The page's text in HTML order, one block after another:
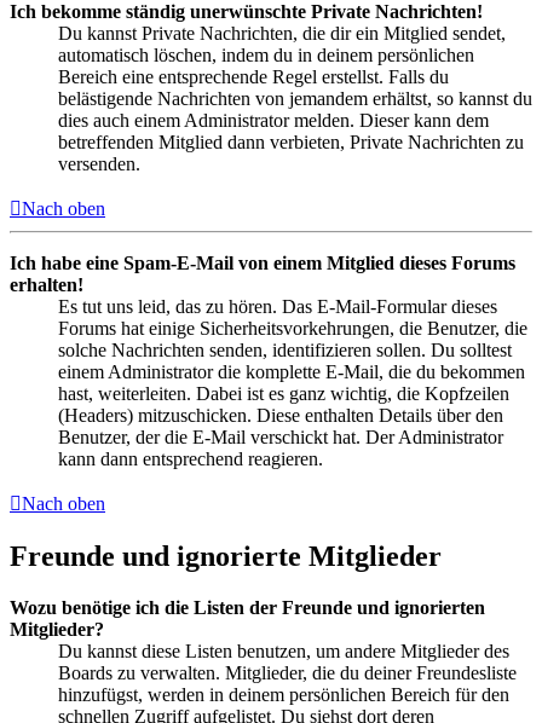
Ich bekomme ständig unerwünschte Private Nachrichten!
Du kannst Private Nachrichten, die dir ein Mitglied sendet,
automatisch löschen, indem du in deinem persönlichen
Bereich eine entsprechende Regel erstellst. Falls du
belästigende Nachrichten von jemandem erhältst, so kannst du
dies auch einem Administrator melden. Dieser kann dem
betreffenden Mitglied dann verbieten, Private Nachrichten zu
versenden.
Nach oben
Ich habe eine Spam-E-Mail von einem Mitglied dieses Forums
erhalten!
Es tut uns leid, das zu hören. Das E-Mail-Formular dieses
Forums hat einige Sicherheitsvorkehrungen, die Benutzer, die
solche Nachrichten senden, identifizieren sollen. Du solltest
einem Administrator die komplette E-Mail, die du bekommen
hast, weiterleiten. Dabei ist es ganz wichtig, die Kopfzeilen
(Headers) mitzuschicken. Diese enthalten Details über den
Benutzer, der die E-Mail verschickt hat. Der Administrator
kann dann entsprechend reagieren.
Nach oben
Freunde und ignorierte Mitglieder
Wozu benötige ich die Listen der Freunde und ignorierten
Mitglieder?
Du kannst diese Listen benutzen, um andere Mitglieder des
Boards zu verwalten. Mitglieder, die du deiner Freundesliste
hinzufügst, werden in deinem persönlichen Bereich für den
schnellen Zugriff aufgelistet. Du siehst dort deren